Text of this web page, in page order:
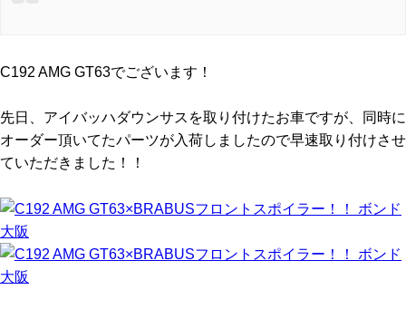
C192 AMG GT63でございます！
先日、アイバッハダウンサスを取り付けたお車ですが、同時に
オーダー頂いてたパーツが入荷しましたので早速取り付けさせ
ていただきました！！